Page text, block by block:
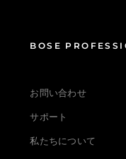
BOSE
お問い合わせ
サポート
私たちについて